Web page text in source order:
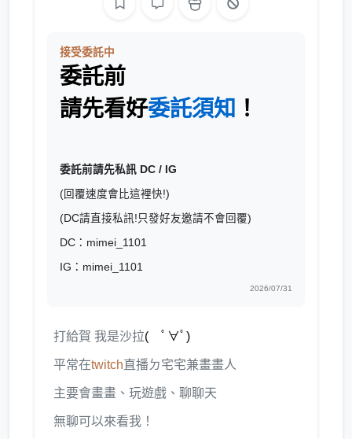
接受委託中
委託前
請先看好委託須知 ！
委託前請先私訊 DC / IG
(回覆速度會比這裡快!)
(DC請直接私訊!只發好友邀請不會回覆)
DC：mimei_1101
IG：mimei_1101
2026/07/31
打給賀 我是沙拉( ﾟ∀ﾟ)
平常在twitch直播ㄉ宅宅兼畫畫人
主要會畫畫、玩遊戲、聊聊天
無聊可以來看我！